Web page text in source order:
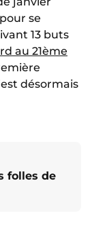
se
13 buts
au 21ème
désormais
folles de